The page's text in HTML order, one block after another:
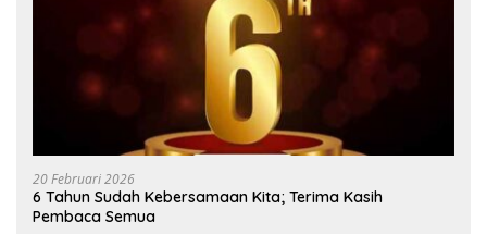
20 Februari 2026
6 Tahun Sudah Kebersamaan Kita; Terima Kasih
Pembaca Semua